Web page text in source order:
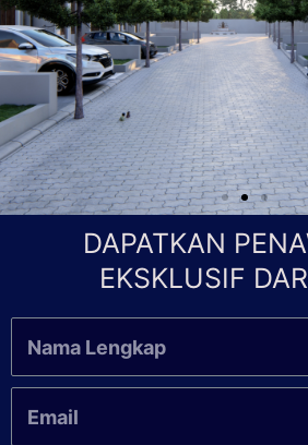
DAPATKAN
EKSKLUSIF